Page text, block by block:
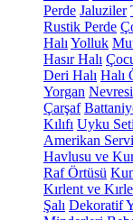
Perde Jaluziler
Rustik Perde
Halı Yolluk
Hasır Halı
Deri Halı Halı
Yorgan
Çarşaf
Kılıfı Uyku Seti
Amerikan
Havlusu ve
Raf Örtüsü
Kırlent ve
Şalı Dekoratif